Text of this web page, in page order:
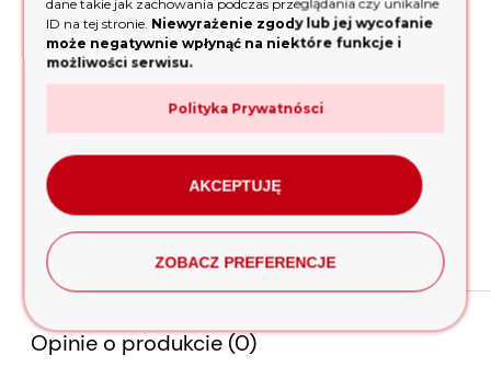
Маks. głębokość cięcia (metal): 8 mm
Маks. głębokość cięcia (drewno): 22 mm
Oświetlenie miejsca pracy: +
Wskaźnik poziomu naładowania akumulatora: +
Waga: 1,2 kg
Gwarancja - 12 miesięcy na firmę,36 miesięcy
na osobę
prywatną po rejestracji produktu na stronie.
Opinie o produkcie (0)
dane takie jak zachowania podczas przeglądania czy unikalne
ID na tej stronie. Niewyrażenie zgody lub jej wycofanie
może negatywnie wpłynąć na niektóre funkcje i
możliwości serwisu.
Polityka Prywatnósci
AKCEPTUJĘ
ZOBACZ PREFERENCJE